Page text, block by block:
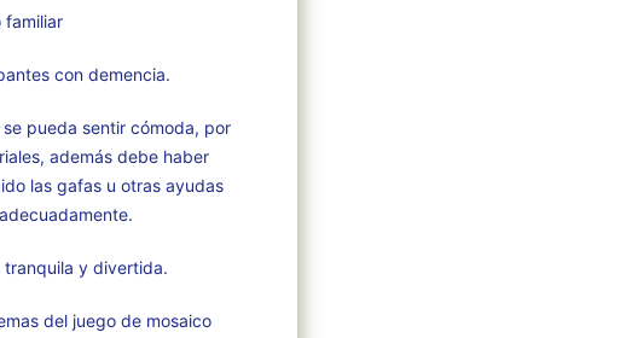
familiar
con demencia.
pueda sentir cómoda, por
además debe haber
las gafas u otras ayudas
y divertida.
del juego de mosaico